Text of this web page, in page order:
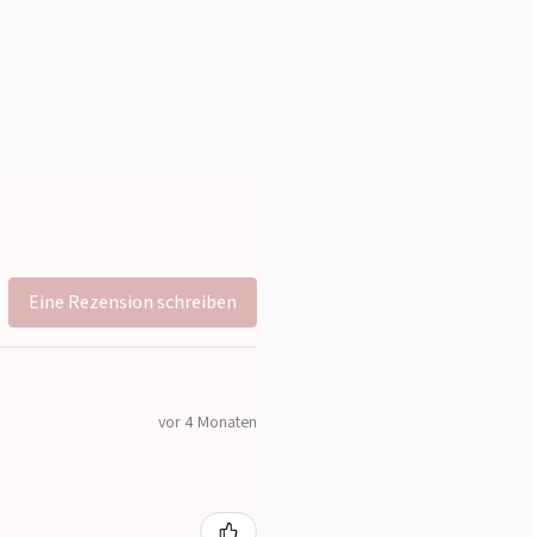
Eine Rezension schreiben
vor 4 Monaten